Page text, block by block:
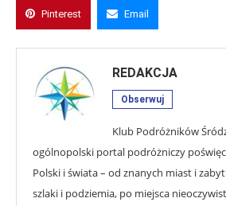
Pinterest Email
REDAKCJA
Obserwuj
Klub Podróżników
ogólnopolski portal podróżniczy
Polski i świata – od znanych miast i
szlaki i podziemia, po miejsca